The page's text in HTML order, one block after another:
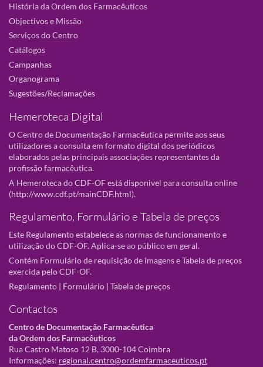
História da Ordem dos Farmacêuticos
Objectivos e Missão
Serviços do Centro
Catálogos
Campanhas
Organograma
Sugestões/Reclamações
Hemeroteca Digital
O Centro de Documentação Farmacêutica permite aos seus
utilizadores a consulta em formato digital dos periódicos
elaborados pelas principais associações representantes da
profissão farmacêutica.
A Hemeroteca do CDF-OF está disponivel para consulta online
(http://www.cdf.pt/mainCDF.html).
Regulamento, Formulário e Tabela de preços
Este Regulamento estabelece as normas de funcionamento e
utilização do CDF-OF. Aplica-se ao público em geral.
Contém Formulário de requisição de imagens e Tabela de preços
exercida pelo CDF-OF.
Regulamento | Formulário | Tabela de preços
Contactos
Centro de Documentação Farmacêutica
da Ordem dos Farmacêuticos
Rua Castro Matoso 12 B, 3000-104 Coimbra
Informações: regional.centro@ordemfarmaceuticos.pt